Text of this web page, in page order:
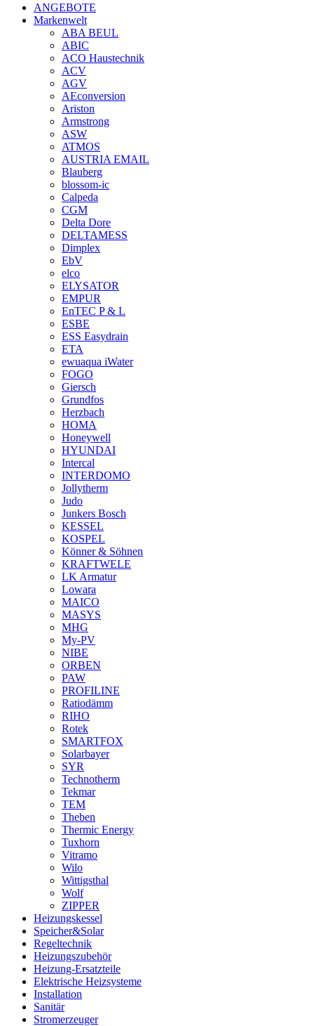
ANGEBOTE
Markenwelt
ABA BEUL
ABIC
ACO Haustechnik
ACV
AGV
AEconversion
Ariston
Armstrong
ASW
ATMOS
AUSTRIA EMAIL
Blauberg
blossom-ic
Calpeda
CGM
Delta Dore
DELTAMESS
Dimplex
EbV
elco
ELYSATOR
EMPUR
EnTEC P & L
ESBE
ESS Easydrain
ETA
ewuaqua iWater
FOGO
Giersch
Grundfos
Herzbach
HOMA
Honeywell
HYUNDAI
Intercal
INTERDOMO
Jollytherm
Judo
Junkers Bosch
KESSEL
KOSPEL
Könner & Söhnen
KRAFTWELE
LK Armatur
Lowara
MAICO
MASYS
MHG
My-PV
NIBE
ORBEN
PAW
PROFILINE
Ratiodämm
RIHO
Rotek
SMARTFOX
Solarbayer
SYR
Technotherm
Tekmar
TEM
Theben
Thermic Energy
Tuxhorn
Vitramo
Wilo
Wittigsthal
Wolf
ZIPPER
Heizungskessel
Speicher&Solar
Regeltechnik
Heizungszubehör
Heizung-Ersatzteile
Elektrische Heizsysteme
Installation
Sanitär
Stromerzeuger